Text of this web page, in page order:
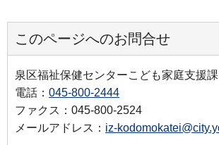
このページへのお問合せ
泉区福祉保健センターこども家庭支援課
電話： 045-800-2444
ファクス：045-800-2524
メールアドレス： iz-